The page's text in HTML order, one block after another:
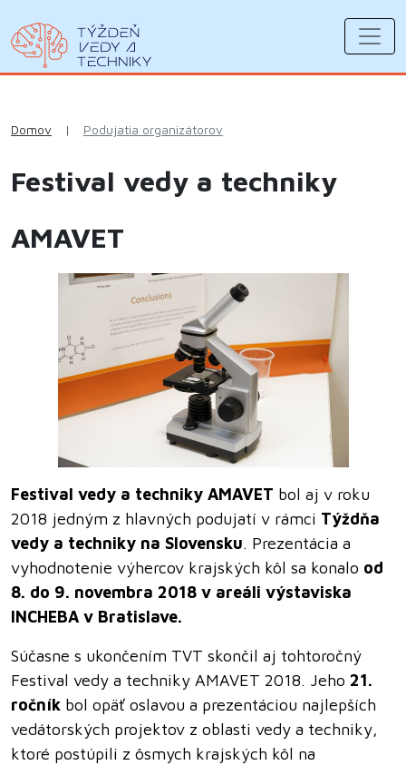
Domov | Podujatia organizátorov
Festival vedy a techniky
AMAVET
Festival vedy a techniky AMAVET bol aj v roku
2018 jedným z hlavných podujatí v rámci Týždňa
vedy a techniky na Slovensku. Prezentácia a
vyhodnotenie výhercov krajských kôl sa konalo od
8. do 9. novembra 2018 v areáli výstaviska
INCHEBA v Bratislave.
Súčasne s ukončením TVT skončil aj tohtoročný
Festival vedy a techniky AMAVET 2018. Jeho 21.
ročník bol opäť oslavou a prezentáciou najlepších
vedátorských projektov z oblasti vedy a techniky,
ktoré postúpili z ôsmych krajských kôl na